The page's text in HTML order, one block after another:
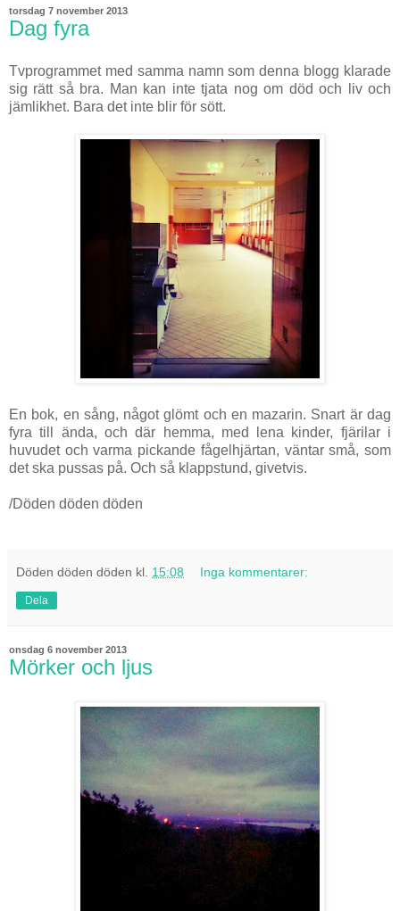
torsdag 7 november 2013
Dag fyra
Tvprogrammet med samma namn som denna blogg klarade
sig rätt så bra. Man kan inte tjata nog om död och liv och
jämlikhet. Bara det inte blir för sött.
En bok, en sång, något glömt och en mazarin. Snart är dag
fyra till ända, och där hemma, med lena kinder, fjärilar i
huvudet och varma pickande fågelhjärtan, väntar små, som
det ska pussas på. Och så klappstund, givetvis.
/Döden döden döden
Döden döden döden kl. 15:08 Inga kommentarer:
Dela
onsdag 6 november 2013
Mörker och ljus